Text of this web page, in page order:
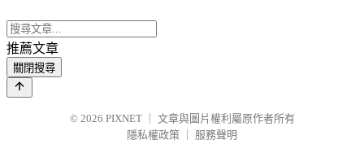
推薦文章
關閉搜尋
© 2026 PIXNET
文章與圖片權利屬原作者所有
隱私權政策
服務聲明